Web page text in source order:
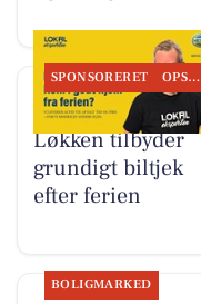
SPONSORERET OPSLAGSTAVLEN
Autogården
Løkken tilbyder
grundigt biltjek
efter ferien
BOLIGMARKED